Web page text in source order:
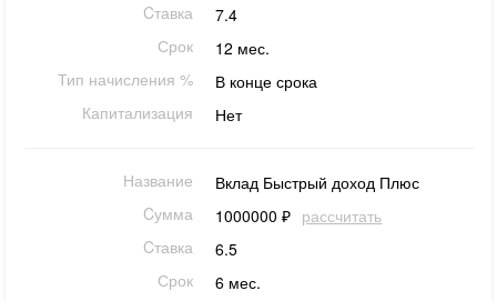
Cтавка
7.4
Срок
12 мес.
Тип начисления %
В конце срока
Капитализация
Нет
Название
Вклад Быстрый доход Плюс
Cумма
1000000 ₽ рассчитать
Cтавка
6.5
Срок
6 мес.